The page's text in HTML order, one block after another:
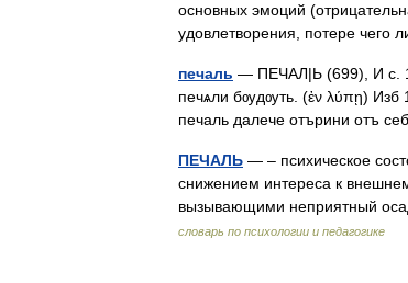
основных эмоций
удовлетворения, потере чего
печаль — ПЕЧАЛ|Ь (699), И с.
печѧли бѹдѹть. (ἐν λύπῃ) Изб
печаль далече отърини отъ
ПЕЧАЛЬ — – психическое
снижением интереса к
вызывающими неприятный
словарь по психологии и педагогике